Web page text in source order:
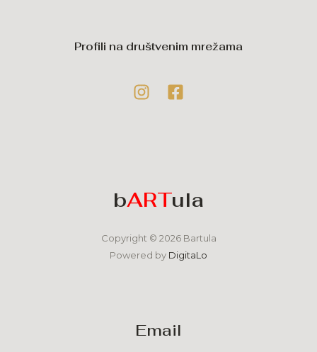
Profili na društvenim mrežama
bARTula
Copyright © 2026 Bartula
Powered by DigitaLo
Email